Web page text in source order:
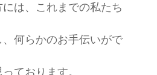
は、これまでの私たち
何らかのお手伝いがで
ております。